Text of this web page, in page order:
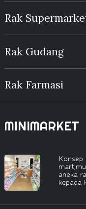
Rak
Rak Gudang
Rak Farmasi
MINIMARKET
aneka
kepada